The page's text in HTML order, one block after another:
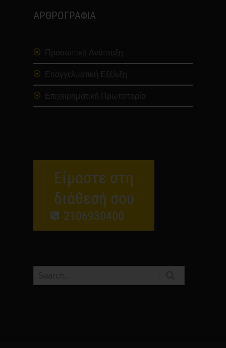
ΑΡΘΡΟΓΡΑΦΙΑ
Προσωπική Ανάπτυξη
Επαγγελματική Εξέλιξη
Επιχειρηματική Πρωτοπορία
Είμαστε στη
διάθεσή σου
2106930400